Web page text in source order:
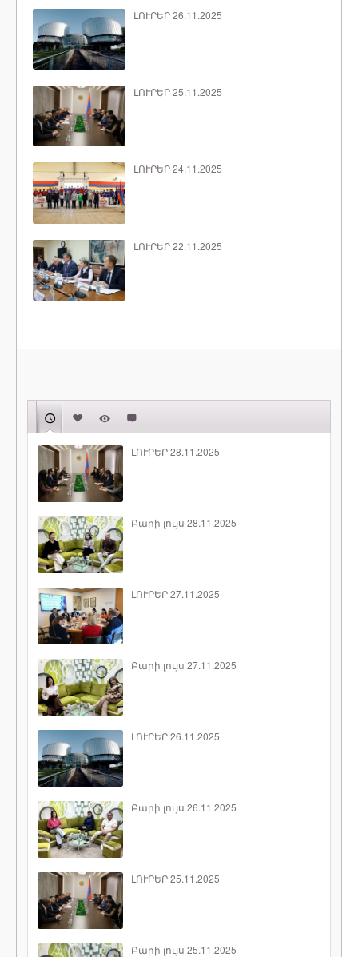
ԼՈՒՐԵՐ 26.11.2025
ԼՈՒՐԵՐ 25.11.2025
ԼՈՒՐԵՐ 24.11.2025
ԼՈՒՐԵՐ 22.11.2025
ԼՈՒՐԵՐ 28.11.2025
Բարի լույս 28.11.2025
ԼՈՒՐԵՐ 27.11.2025
Բարի լույս 27.11.2025
ԼՈՒՐԵՐ 26.11.2025
Բարի լույս 26.11.2025
ԼՈՒՐԵՐ 25.11.2025
Բարի լույս 25.11.2025